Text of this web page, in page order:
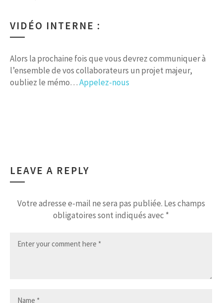
VIDÉO INTERNE :
Alors la prochaine fois que vous devrez communiquer à
l’ensemble de vos collaborateurs un projet majeur,
oubliez le mémo…Appelez-nous
LEAVE A REPLY
Votre adresse e-mail ne sera pas publiée. Les champs
obligatoires sont indiqués avec *